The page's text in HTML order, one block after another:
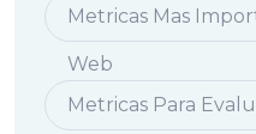
Metricas Mas
Web
Metricas Para